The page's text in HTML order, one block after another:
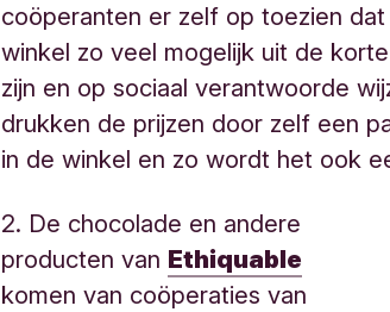
coöperanten er zelf op toezien
winkel zo veel mogelijk uit de
zijn en op sociaal verantwoorde
drukken de prijzen door zelf een
in de winkel en zo wordt het ook
2. De chocolade en andere
producten van Ethiquable
komen van coöperaties van